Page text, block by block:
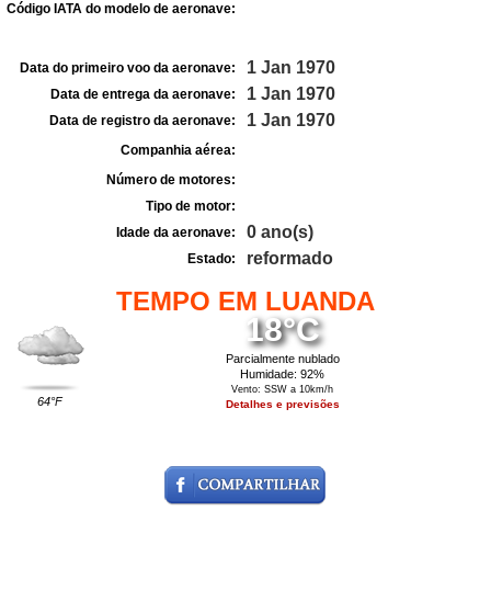
Código IATA do modelo de aeronave:
Data do primeiro voo da aeronave: 1 Jan 1970
Data de entrega da aeronave: 1 Jan 1970
Data de registro da aeronave: 1 Jan 1970
Companhia aérea:
Número de motores:
Tipo de motor:
Idade da aeronave:
0 ano(s)
Estado: reformado
TEMPO EM LUANDA
64°F
18°C
Parcialmente nublado
Humidade: 92%
Vento: SSW a 10km/h
Detalhes e previsões